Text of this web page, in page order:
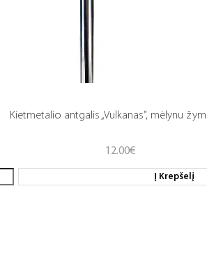
Kietmetalio antgalis „Vulkanas”, mėlynu
12.00€
Į Krepšelį